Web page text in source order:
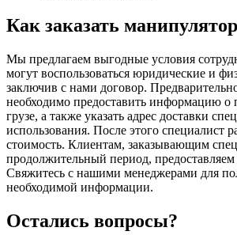
Как заказать
Мы предлагаем выгодные условия
могут воспользоваться юридические и
заключив с нами договор.
необходимо предоставить информацию о
грузе, а также указать адрес доставки
использования. После этого специалист
стоимость. Клиентам, заказывающим
продолжительный период,
Свяжитесь с нашими менеджерами для
необходимой информации.
Остались вопросы?